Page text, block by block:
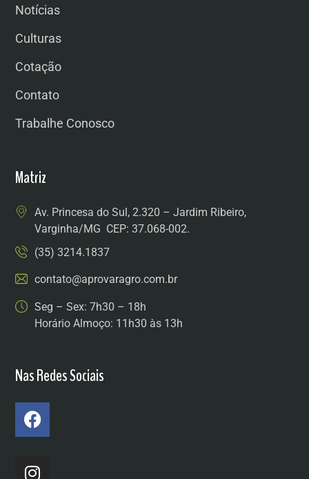
Notícias
Culturas
Cotação
Contato
Trabalhe Conosco
Matriz
Av. Princesa do Sul, 2.320 – Jardim Ribeiro,
Varginha/MG CEP: 37.068-002.
(35) 3214.1837
contato@aprovaragro.com.br
Seg – Sex: 7h30 – 18h
Horário Almoço: 11h30 às 13h
Nas Redes Sociais